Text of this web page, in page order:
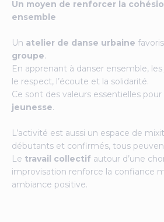
Un moyen de renforcer la
ensemble
Un atelier de danse urbaine
groupe.
En apprenant à danser ensemble,
le respect, l’écoute et la solidarité.
Ce sont des valeurs essentielles
jeunesse.
L’activité est aussi un espace de
débutants et confirmés, tous
Le travail collectif autour d’une
improvisation renforce la confiance
ambiance positive.